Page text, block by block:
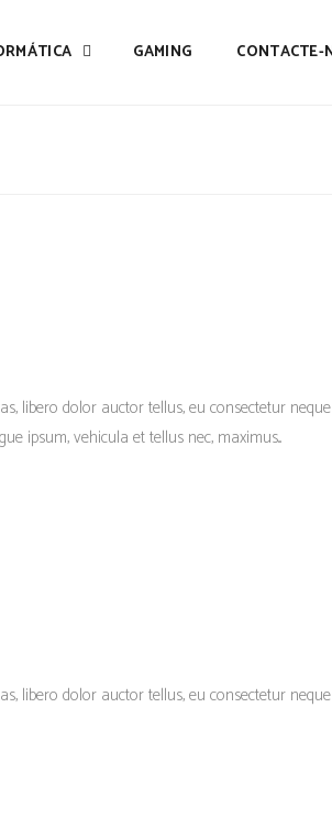
GAMING CONTACTE-
libero dolor auctor tellus, eu consectetur
ipsum, vehicula et tellus nec, maximus...
libero dolor auctor tellus, eu consectetur neque